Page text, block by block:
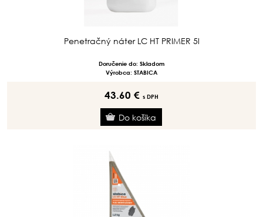
Penetračný náter LC HT PRIMER 5l
Doručenie do: Skladom
Výrobca: STABICA
43.60 € s DPH